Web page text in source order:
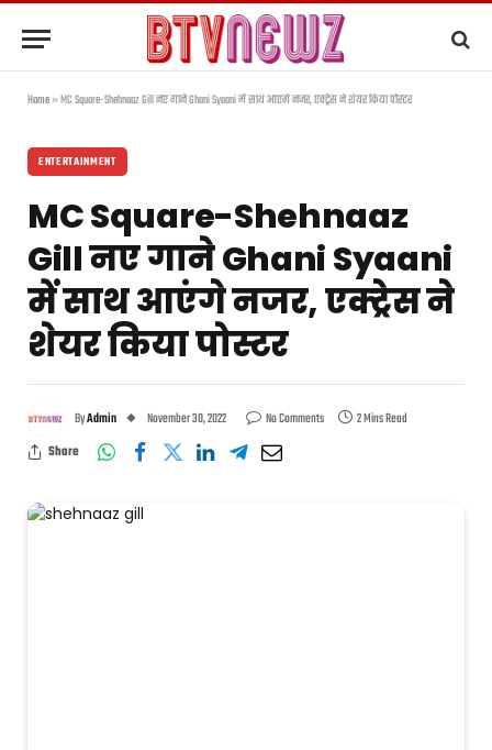
Home»MC Square-Shehnaaz Gill नए गाने Ghani Syaani में साथ आएंगे नजर, एक्ट्रेस ने शेयर किया पोस्टर
ENTERTAINMENT
MC Square-Shehnaaz
Gill नए गाने Ghani Syaani
में साथ आएंगे नजर, एक्ट्रेस ने
शेयर किया पोस्टर
ByAdmin November 30, 2022 No Comments
2 Mins Read
Share